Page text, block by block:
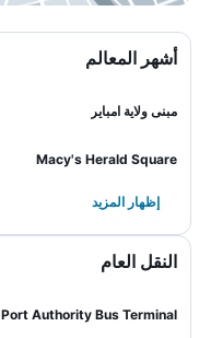
أشهر المعالم
مبنى ولاية امباير
Macy's Herald Square
إظهار المزيد
النقل العام
Port Authority Bus Terminal